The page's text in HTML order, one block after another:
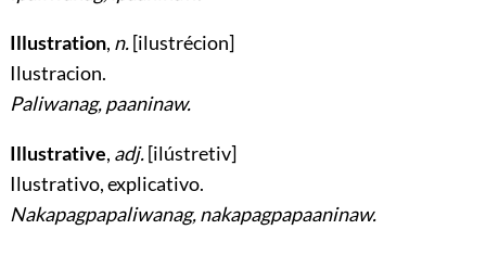
Illustration, n.[ilustrécion]
Ilustracion.
Paliwanag, paaninaw.
Illustrative, adj.[ilústretiv]
Ilustrativo, explicativo.
Nakapagpapaliwanag, nakapagpapaaninaw.